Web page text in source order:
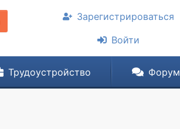
Зарегистрироваться
Войти
Трудоустройство Форум